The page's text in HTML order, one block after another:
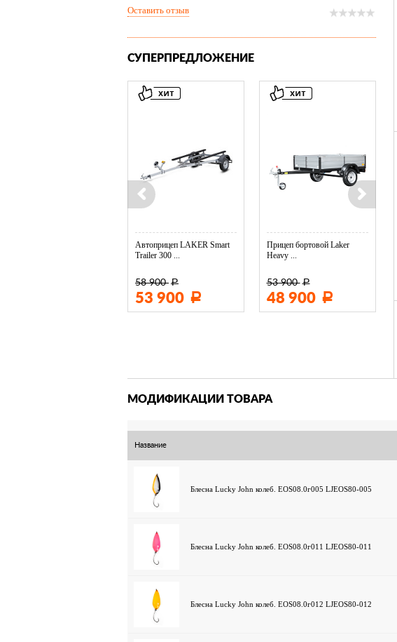
Оставить отзыв
СУПЕРПРЕДЛОЖЕНИЕ
Автоприцеп LAKER Smart
Trailer 300 ...
58 900 Р
53 900 Р
Прицеп бортовой Laker
Heavy ...
53 900 Р
48 900 Р
МОДИФИКАЦИИ ТОВАРА
Название
Блесна Lucky John колеб. EOS08.0г005 LJEOS80-005
Блесна Lucky John колеб. EOS08.0г011 LJEOS80-011
Блесна Lucky John колеб. EOS08.0г012 LJEOS80-012